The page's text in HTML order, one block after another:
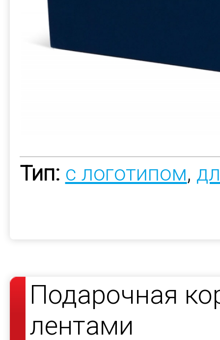
Тип: с логотипом,
Подарочная
лентами